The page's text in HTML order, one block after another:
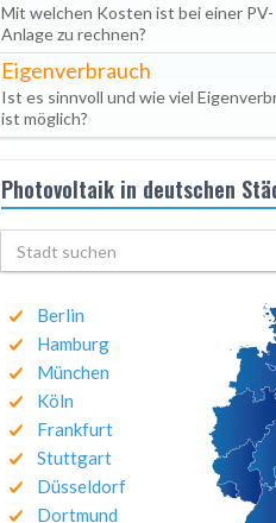
Mit welchen Kosten ist bei einer PV-
Anlage zu rechnen?
Eigenverbrauch
Ist es sinnvoll und wie viel
ist möglich?
Photovoltaik in deutschen
Berlin
Hamburg
München
Köln
Frankfurt
Stuttgart
Düsseldorf
Dortmund